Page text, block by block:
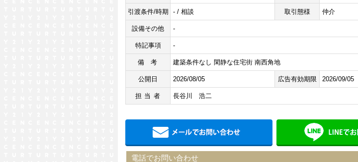
引渡条件/時期 - / 相談 取引態様 仲介
設備その他 -
特記事項 -
備考 建築条件なし 閑静な住宅街 南西角地
公開日 2026/08/05 広告有効期限 2026/09/05
担当者 長谷川 浩二
メールでお問い合わせ
電話でお問い合わせ